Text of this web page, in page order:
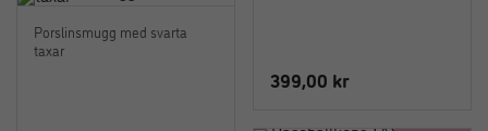
399,00 kr
Porslinsmugg med svarta
taxar